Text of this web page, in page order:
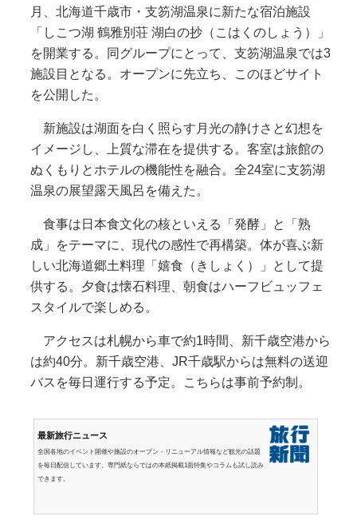
月、北海道千歳市・支笏湖温泉に新たな宿泊施設
「しこつ湖 鶴雅別荘 湖白の抄（こはくのしょう）」
を開業する。同グループにとって、支笏湖温泉では3
施設目となる。オープンに先立ち、このほどサイト
を公開した。
新施設は湖面を白く照らす月光の静けさと幻想を
イメージし、上質な滞在を提供する。客室は旅館の
ぬくもりとホテルの機能性を融合。全24室に支笏湖
温泉の展望露天風呂を備えた。
食事は日本食文化の核といえる「発酵」と「熟
成」をテーマに、現代の感性で再構築。体が喜ぶ新
しい北海道郷土料理「嬉食（きしょく）」として提
供する。夕食は懐石料理、朝食はハーフビュッフェ
スタイルで楽しめる。
アクセスは札幌から車で約1時間、新千歳空港から
は約40分。新千歳空港、JR千歳駅からは無料の送迎
バスを毎日運行する予定。こちらは事前予約制。
最新旅行ニュース
全国各地のイベント開催や施設のオープン・リニューアル情報など観光の話題
を毎日配信しています。専門紙ならではの本紙掲載1面特集やコラムも試し読み
できます。